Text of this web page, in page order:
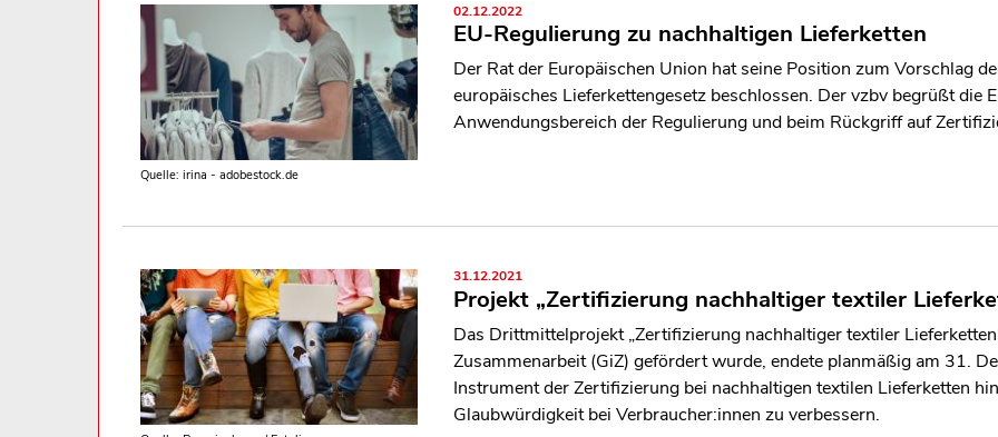
Quelle: irina - adobestock.de
02.12.2022
EU-Regulierung zu nachhaltigen Lieferketten
Der Rat der Europäischen Union hat seine Position zum Vorschlag
europäisches Lieferkettengesetz beschlossen. Der vzbv begrüßt die
Anwendungsbereich der Regulierung und beim Rückgriff auf
31.12.2021
Projekt „Zertifizierung nachhaltiger textiler
Das Drittmittelprojekt „Zertifizierung nachhaltiger textiler
Zusammenarbeit (GiZ) gefördert wurde, endete planmäßig am 31.
Instrument der Zertifizierung bei nachhaltigen textilen Lieferketten
Glaubwürdigkeit bei Verbraucher:innen zu verbessern.